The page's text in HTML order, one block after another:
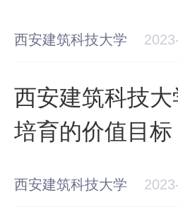
西安建筑科技大学
西安建筑科技
培育的价值目标
西安建筑科技大学